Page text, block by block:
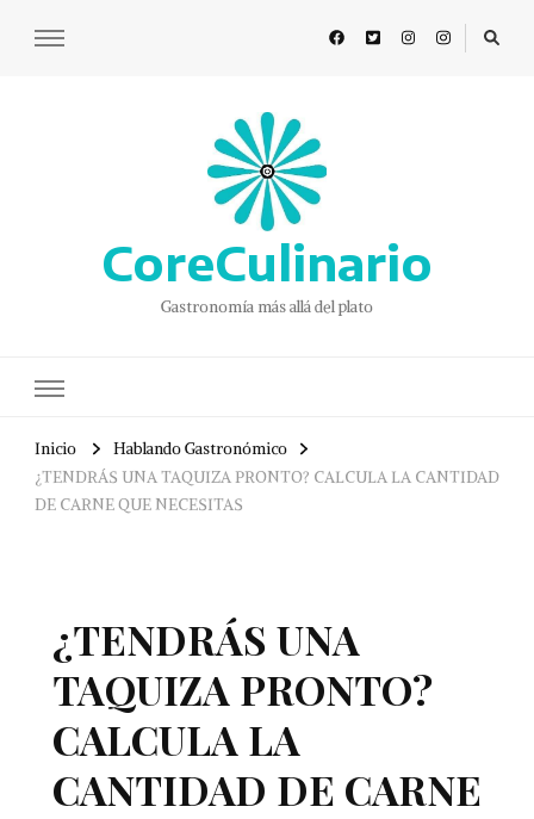
CoreCulinario
Gastronomía más allá del plato
Inicio
Hablando Gastronómico
¿TENDRÁS UNA TAQUIZA PRONTO? CALCULA LA CANTIDAD
DE CARNE QUE NECESITAS
¿TENDRÁS UNA
TAQUIZA PRONTO?
CALCULA LA
CANTIDAD DE CARNE